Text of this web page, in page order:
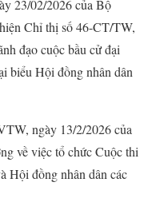
23/02/2026 của Bộ
Chỉ thị số 46-CT/TW,
đạo cuộc bầu cử đại
biểu Hội đồng nhân dân
ngày 13/2/2026 của
về việc tổ chức Cuộc thi
Hội đồng nhân dân các